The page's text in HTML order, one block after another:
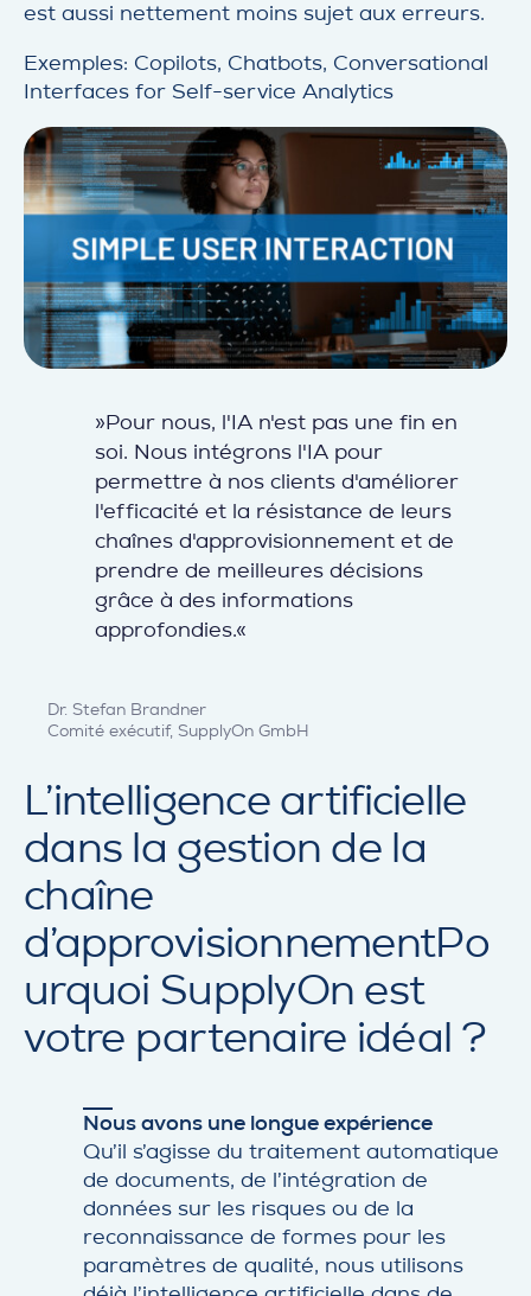
est aussi nettement moins sujet aux erreurs.
Exemples: Copilots, Chatbots, Conversational
Interfaces for Self-service Analytics
»Pour nous, l'IA n'est pas une fin en
soi. Nous intégrons l'IA pour
permettre à nos clients d'améliorer
l'efficacité et la résistance de leurs
chaînes d'approvisionnement et de
prendre de meilleures décisions
grâce à des informations
approfondies.«
Dr. Stefan Brandner
Comité exécutif, SupplyOn GmbH
L’intelligence artificielle
dans la gestion de la
chaîne
d’approvisionnementPo
urquoi SupplyOn est
votre partenaire idéal ?
Nous avons une longue expérience
Qu’il s’agisse du traitement automatique
de documents, de l’intégration de
données sur les risques ou de la
reconnaissance de formes pour les
paramètres de qualité, nous utilisons